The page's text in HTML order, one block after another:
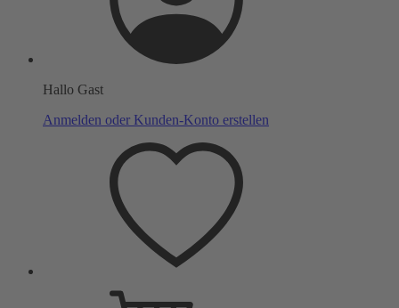
Hallo Gast
Anmelden oder Kunden-Konto erstellen